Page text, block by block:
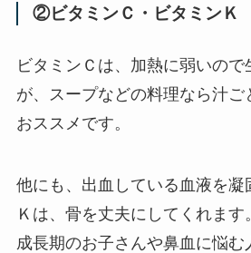
②ビタミンＣ・ビタミンＫ
ビタミンＣは、加熱に弱いの
が、スープなどの料理なら汁ご
おススメです。
他にも、出血している血液を凝
Ｋは、骨を丈夫にしてくれます。
成長期のお子さんや鼻血に悩む